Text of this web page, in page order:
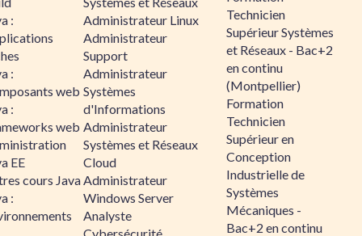
:
:
web
:
web
EE
cours Java
:
Administrateur Linux
Administrateur
Support
Administrateur
Systèmes
d'Informations
Administrateur
Systèmes et Réseaux
Cloud
Administrateur
Windows Server
Analyste
Technicien
Supérieur Systèmes
et Réseaux - Bac+2
en continu
(Montpellier)
Formation
Technicien
Supérieur en
Conception
Industrielle de
Systèmes
Mécaniques -
Bac+2 en continu